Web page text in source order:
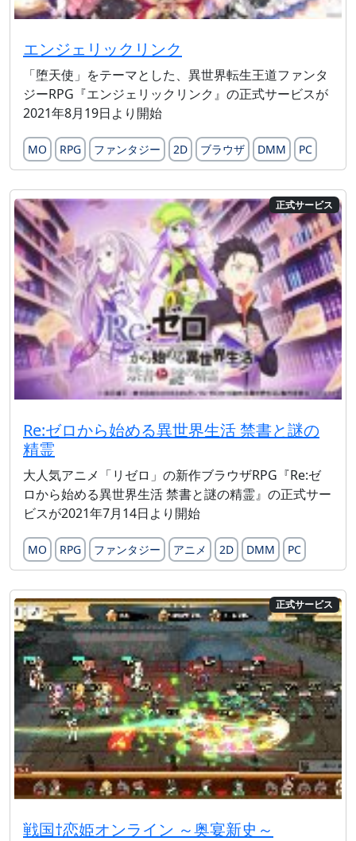
エンジェリックリンク
「堕天使」をテーマとした、異世界転生王道ファンタ
ジーRPG『エンジェリックリンク』の正式サービスが
2021年8月19日より開始
MO RPG ファンタジー 2D ブラウザ DMM PC
正式サービス
Re:ゼロから始める異世界生活 禁書と謎の
精霊
大人気アニメ「リゼロ」の新作ブラウザRPG『Re:ゼ
ロから始める異世界生活 禁書と謎の精霊』の正式サー
ビスが2021年7月14日より開始
MO RPG ファンタジー アニメ 2D DMM PC
正式サービス
戦国†恋姫オンライン ～奥宴新史～